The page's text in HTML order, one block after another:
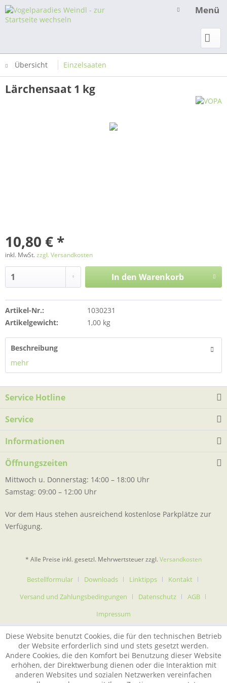
Menü
Übersicht Einzelsaaten
Lärchensaat 1 kg
10,80 € *
inkl. MwSt.zzgl. Versandkosten
In den Warenkorb
Artikel-Nr.:
1030231
Artikelgewicht:
1,00 kg
Beschreibung
mehr
Service Hotline
Service
Informationen
Öffnungszeiten
Mittwoch u. Donnerstag: 14:00 – 18:00 Uhr
Samstag: 09:00 – 12:00 Uhr
Vor dem Haus stehen ausreichend kostenlose Parkplätze zur
Verfügung.
* Alle Preise inkl. gesetzl. Mehrwertsteuer zzgl. Versandkosten
Bestellformular Downloads Linktipps
Kontakt
Versand und Zahlungsbedingungen
Datenschutz
AGB
Impressum
Diese Website benutzt Cookies, die für den technischen Betrieb
der Website erforderlich sind und stets gesetzt werden.
Andere Cookies, die den Komfort bei Benutzung dieser Website
erhöhen, der Direktwerbung dienen oder die Interaktion mit
anderen Websites und sozialen Netzwerken vereinfachen